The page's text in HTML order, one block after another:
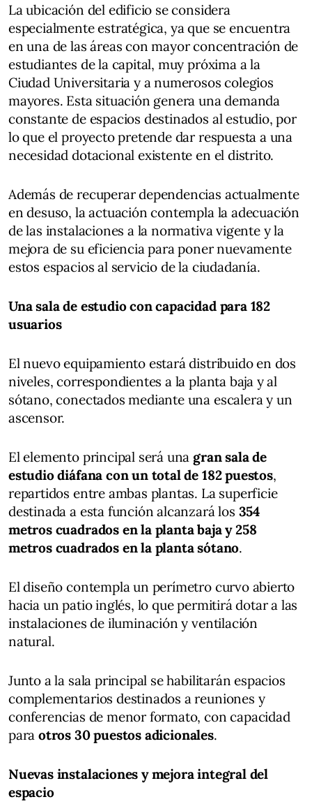
La ubicación del edificio se considera
especialmente estratégica, ya que se encuentra
en una de las áreas con mayor concentración de
estudiantes de la capital, muy próxima a la
Ciudad Universitaria y a numerosos colegios
mayores. Esta situación genera una demanda
constante de espacios destinados al estudio, por
lo que el proyecto pretende dar respuesta a una
necesidad dotacional existente en el distrito.
Además de recuperar dependencias actualmente
en desuso, la actuación contempla la adecuación
de las instalaciones a la normativa vigente y la
mejora de su eficiencia para poner nuevamente
estos espacios al servicio de la ciudadanía.
Una sala de estudio con capacidad para 182
usuarios
El nuevo equipamiento estará distribuido en dos
niveles, correspondientes a la planta baja y al
sótano, conectados mediante una escalera y un
ascensor.
El elemento principal será una gran sala de
estudio diáfana con un total de 182 puestos,
repartidos entre ambas plantas. La superficie
destinada a esta función alcanzará los 354
metros cuadrados en la planta baja y 258
metros cuadrados en la planta sótano.
El diseño contempla un perímetro curvo abierto
hacia un patio inglés, lo que permitirá dotar a las
instalaciones de iluminación y ventilación
natural.
Junto a la sala principal se habilitarán espacios
complementarios destinados a reuniones y
conferencias de menor formato, con capacidad
paraotros 30 puestos adicionales.
Nuevas instalaciones y mejora integral del
espacio